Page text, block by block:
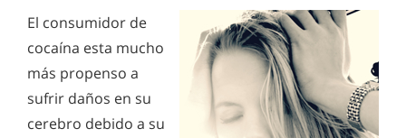
El consumidor de
cocaína esta mucho
más propenso a
sufrir daños en su
cerebro debido a su